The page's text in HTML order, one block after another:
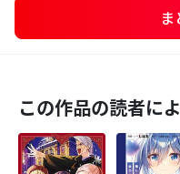
この作品の読者に